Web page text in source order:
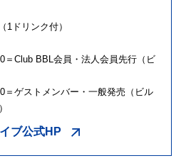
1ドリンク付）
＝Club BBL会員・法人会員先行（ビ
＝ゲストメンバー・一般発売（ビル
ブ公式HP